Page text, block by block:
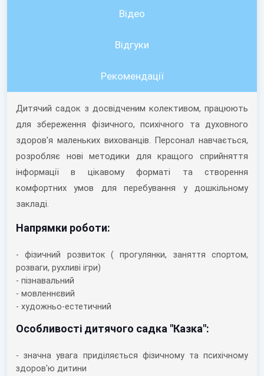
Відео
Вiдгуки
Рекомендації
Дитячий садок з досвідченим колективом, працюють
для збереження фізичного, психічного та духовного
здоров'я маленьких вихованців. Персонал навчається,
розробляє нові методики для кращого сприйняття
інформації в цікавому форматі та створення
комфортних умов для перебування у дошкільному
закладі.
Напрямки роботи:
- фізичний розвиток ( прогулянки, заняття спортом,
розваги, рухливі ігри)
- пізнавальний
- мовленнєвий
- художньо-естетичний
Особливості дитячого садка "Казка":
- значна увага приділяється фізичному та психічному
здоров'ю дитини